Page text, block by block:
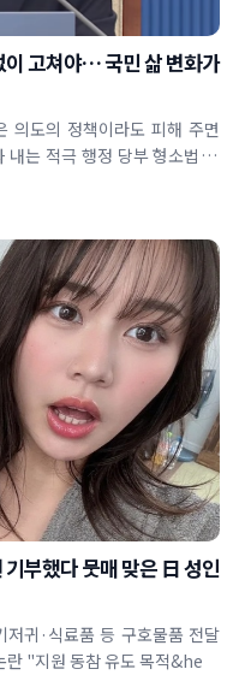
고쳐야… 국민 삶 변화가
는 적극 행정 당부 형소법 개
부했다 뭇매 맞은 日 성인
귀·식료품 등 구호물품 전달
란 "지원 동참 유도 목적&he